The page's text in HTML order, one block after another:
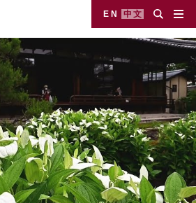
EN 中文